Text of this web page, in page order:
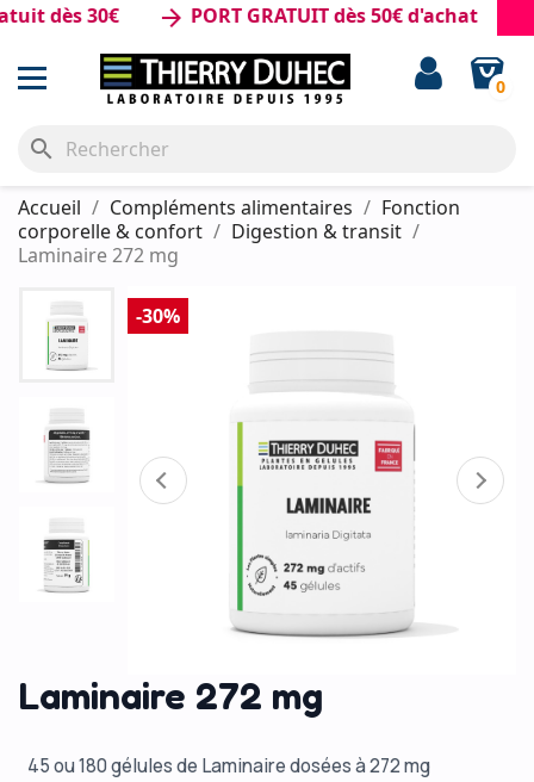
dès 30€ PORT GRATUIT dès 50€ d'achat
0
search
Accueil Compléments alimentaires
Fonction
corporelle & confort
Digestion & transit
Laminaire 272 mg
-30%
Laminaire 272 mg
45 ou 180 gélules de Laminaire dosées à 272 mg